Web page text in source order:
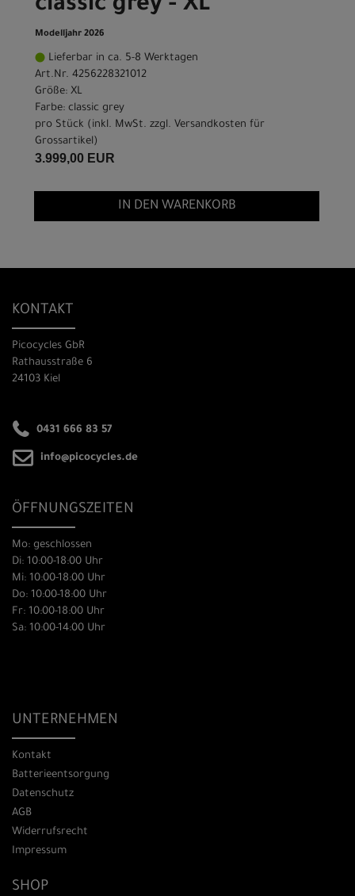
classic grey - XL
Modelljahr 2026
Lieferbar in ca. 5-8 Werktagen
Art.Nr. 4256228321012
Größe: XL
Farbe: classic grey
pro Stück (inkl. MwSt. zzgl. Versandkosten für
Grossartikel)
3.999,00 EUR
IN DEN WARENKORB
KONTAKT
Picocycles GbR
Rathausstraße 6
24103 Kiel
0431 666 83 57
info@picocycles.de
ÖFFNUNGSZEITEN
Mo: geschlossen
Di: 10:00-18:00 Uhr
Mi: 10:00-18:00 Uhr
Do: 10:00-18:00 Uhr
Fr: 10:00-18:00 Uhr
Sa: 10:00-14:00 Uhr
UNTERNEHMEN
Kontakt
Batterieentsorgung
Datenschutz
AGB
Widerrufsrecht
Impressum
SHOP